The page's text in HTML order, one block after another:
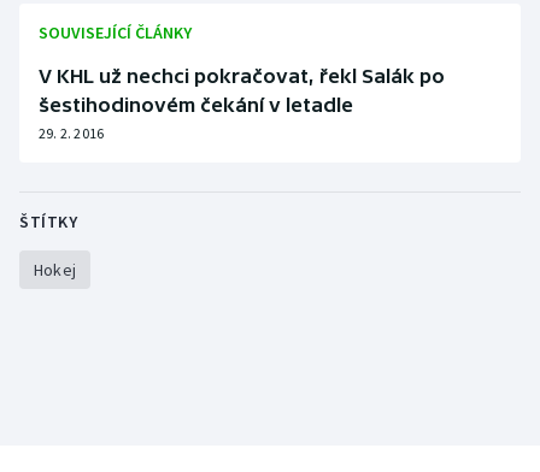
SOUVISEJÍCÍ ČLÁNKY
V KHL už nechci pokračovat, řekl Salák po
šestihodinovém čekání v letadle
29. 2. 2016
ŠTÍTKY
Hokej